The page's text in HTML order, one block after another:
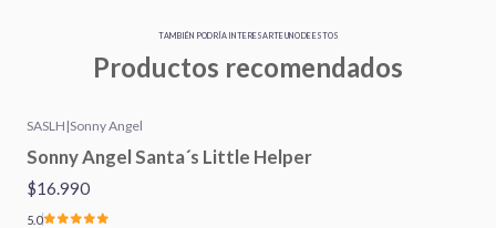
TAMBIÉN PODRÍA INTERESARTE UNO DE ESTOS
Productos recomendados
SASLH |Sonny Angel
Sonny Angel Santa´s Little Helper
$16.990
5.0